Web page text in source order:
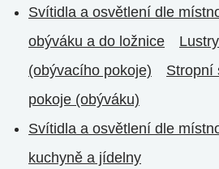
Svítidla a osvětlení dle
obýváku a do ložnice
(obývacího pokoje)
Stropní
pokoje (obýváku)
Svítidla a osvětlení dle
kuchyně a jídelny